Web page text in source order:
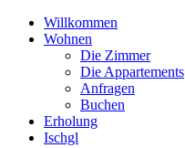
Willkommen
Wohnen
Die Zimmer
Die Appartements
Anfragen
Buchen
Erholung
Ischgl